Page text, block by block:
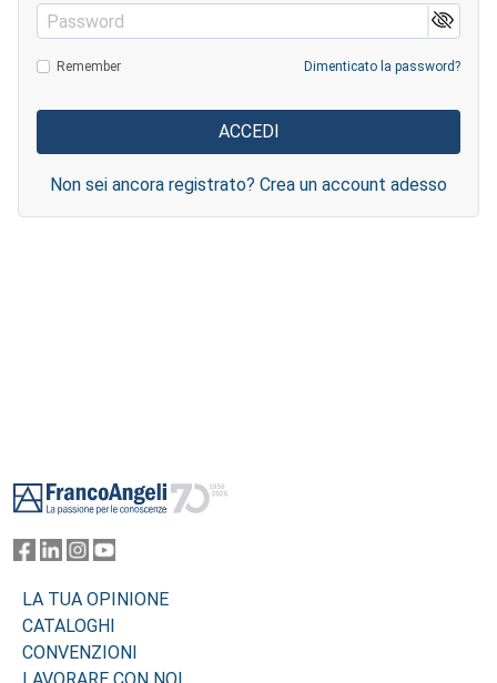
Password
Remember Dimenticato la password?
Non sei ancora registrato? Crea un account adesso
LA TUA OPINIONE
CATALOGHI
CONVENZIONI